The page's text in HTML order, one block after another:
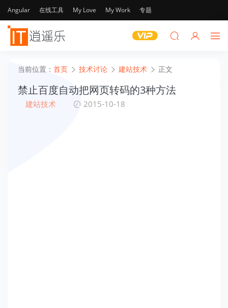
Angular 在线工具 My Love My Work 专题
当前位置： 首页 技术讨论 建站技术 正文
禁止百度自动把网页转码的3种方法
建站技术 2015-10-18